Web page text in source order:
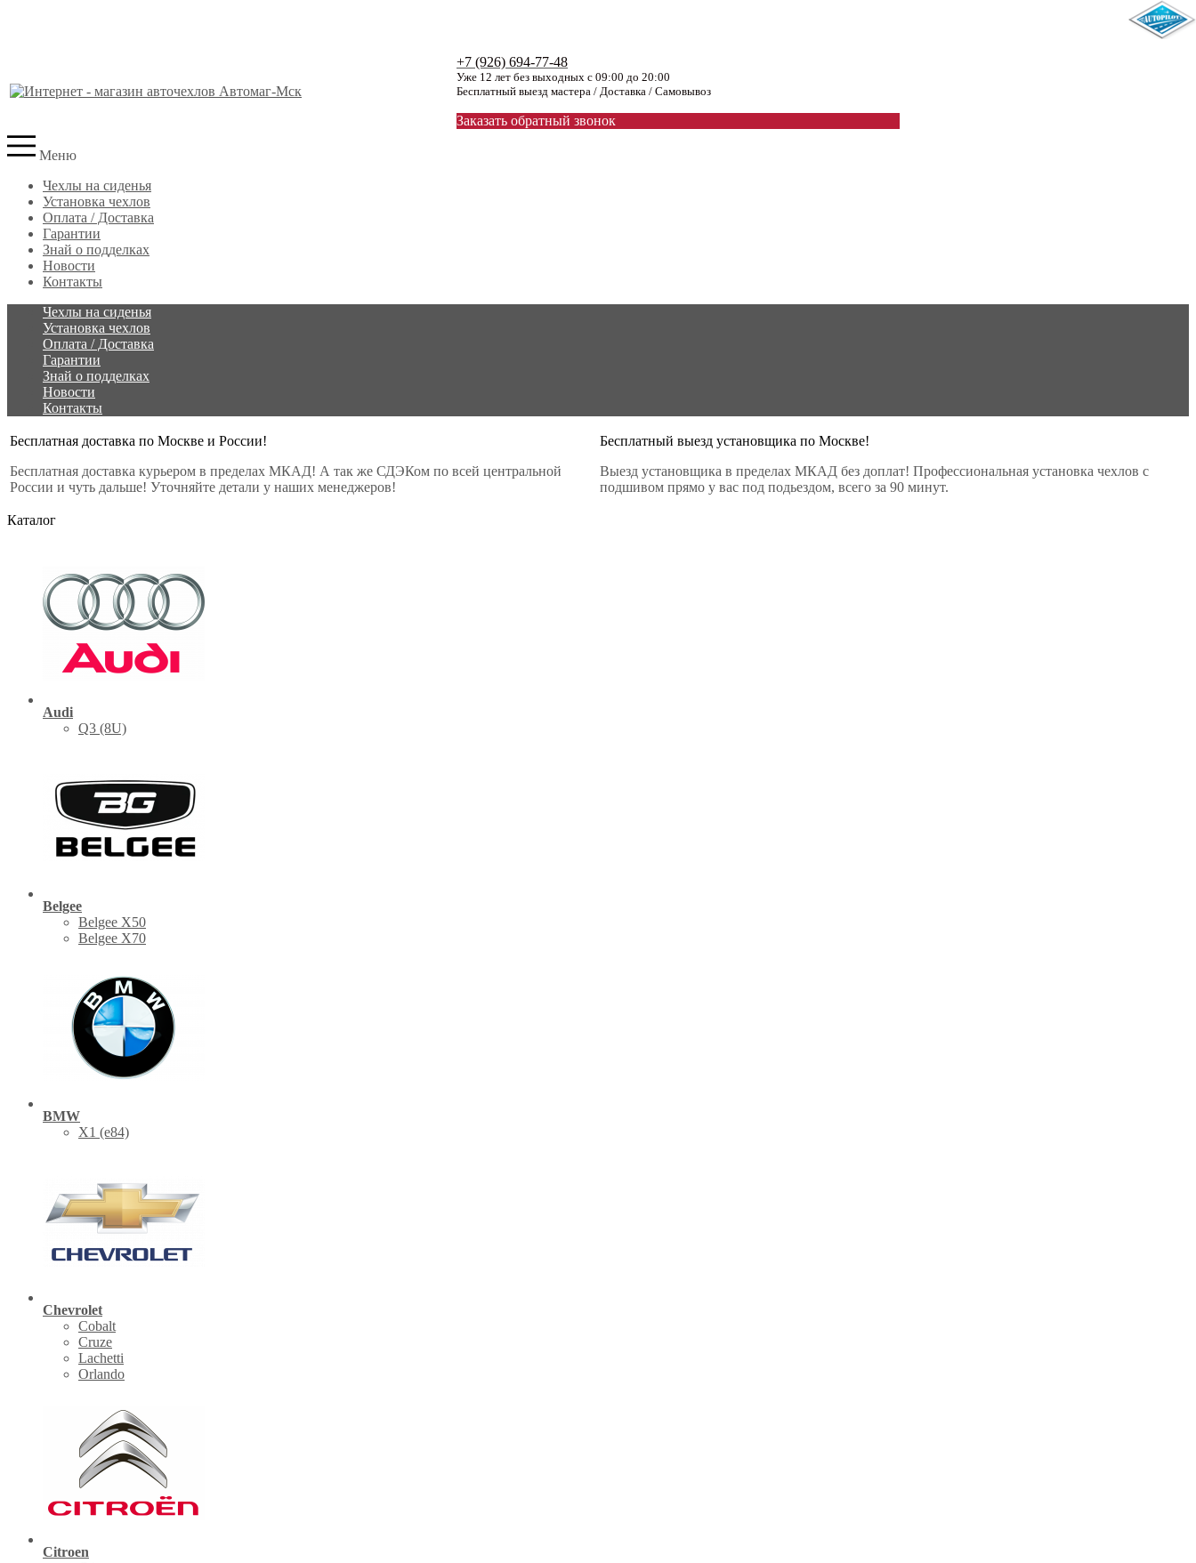
+7 (926) 694-77-48
Уже 12 лет без выходных с 09:00 до 20:00
Бесплатный выезд мастера / Доставка / Самовывоз
Заказать обратный звонок
Меню
Чехлы на сиденья
Установка чехлов
Оплата / Доставка
Гарантии
Знай о подделках
Новости
Контакты
Чехлы на сиденья
Установка чехлов
Оплата / Доставка
Гарантии
Знай о подделках
Новости
Контакты
Бесплатная доставка по Москве и России!
Бесплатная доставка курьером в пределах МКАД! А так же СДЭКом по всей центральной
России и чуть дальше! Уточняйте детали у наших менеджеров!
Бесплатный выезд установщика по Москве!
Выезд установщика в пределах МКАД без доплат! Профессиональная установка чехлов с
подшивом прямо у вас под подьездом, всего за 90 минут.
Каталог
Audi
Q3 (8U)
Belgee
Belgee X50
Belgee X70
BMW
X1 (е84)
Chevrolet
Cobalt
Cruze
Lachetti
Orlando
Citroen